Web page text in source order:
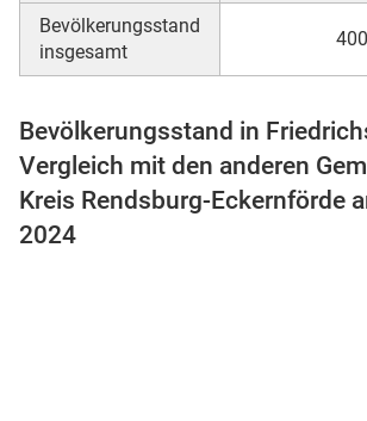
Bevölkerungsstand
insgesamt
400
Bevölkerungsstand in
Vergleich mit den anderen
Kreis Rendsburg-Eckernförde
2024